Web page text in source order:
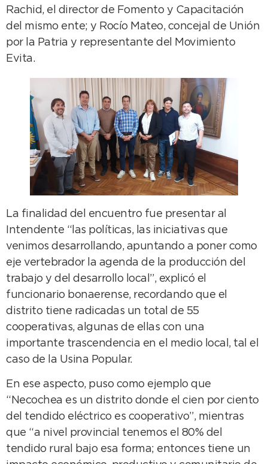
Rachid, el director de Fomento y Capacitación
del mismo ente; y Rocío Mateo, concejal de Unión
por la Patria y representante del Movimiento
Evita.
La finalidad del encuentro fue presentar al
Intendente “las políticas, las iniciativas que
venimos desarrollando, apuntando a poner como
eje vertebrador la agenda de la producción del
trabajo y del desarrollo local”, explicó el
funcionario bonaerense, recordando que el
distrito tiene radicadas un total de 55
cooperativas, algunas de ellas con una
importante trascendencia en el medio local, tal el
caso de la Usina Popular.
En ese aspecto, puso como ejemplo que
“Necochea es un distrito donde el cien por ciento
del tendido eléctrico es cooperativo”, mientras
que “a nivel provincial tenemos el 80% del
tendido rural bajo esa forma; entonces tiene un